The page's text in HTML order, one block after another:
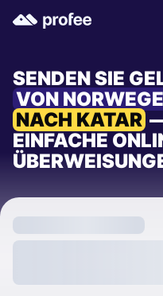
SENDEN SIE
VON
NACH KATAR
EINFACHE